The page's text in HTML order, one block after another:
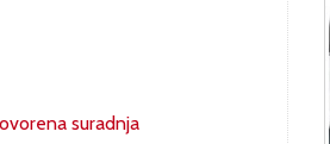
suradnja